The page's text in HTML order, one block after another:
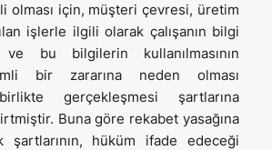
olması için, müşteri çevresi, üretim
işlerle ilgili olarak çalışanın bilgi
bu bilgilerin kullanılmasının
bir zararına neden olması
gerçekleşmesi şartlarına
Buna göre rekabet yasağına
şartlarının, hüküm ifade edeceği